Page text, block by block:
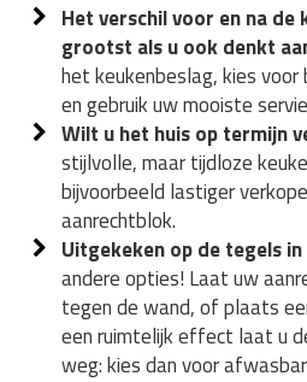
Het verschil voor en na
grootst als u ook denkt
het keukenbeslag, kies
en gebruik uw mooiste
Wilt u het huis op termijn
stijlvolle, maar tijdloze
bijvoorbeeld lastiger
aanrechtblok.
Uitgekeken op de tegels in
andere opties! Laat uw
tegen de wand, of plaats
een ruimtelijk effect laat u
weg: kies dan voor